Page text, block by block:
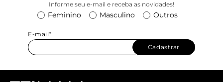
Informe seu e-mail e receba as novidades!
Feminino Masculino Outros
E-mail*
Cadastrar